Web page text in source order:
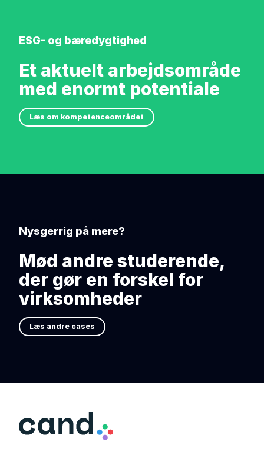
ESG- og bæredygtighed
Et aktuelt arbejdsområde
med enormt potentiale
Læs om kompetenceområdet
Nysgerrig på mere?
Mød andre studerende,
der gør en forskel for
virksomheder
Læs andre cases